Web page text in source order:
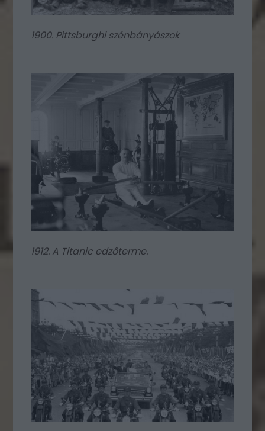
1900. Pittsburghi szénbányászok
1912. A Titanic edzőterme.